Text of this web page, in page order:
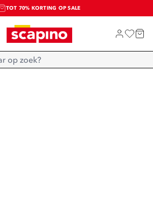
TOT 70% KORTING OP SALE
SALE: LAATSTE KANS!
SHOP NIEUW
Home